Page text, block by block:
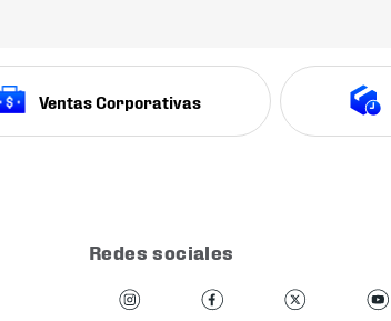
Ventas Corporativas
Redes sociales